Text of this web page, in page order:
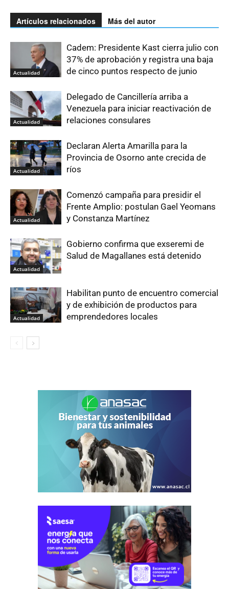
Artículos relacionados Más del autor
Actualidad
Cadem: Presidente Kast cierra julio con
37% de aprobación y registra una baja
de cinco puntos respecto de junio
Actualidad
Delegado de Cancillería arriba a
Venezuela para iniciar reactivación de
relaciones consulares
Actualidad
Declaran Alerta Amarilla para la
Provincia de Osorno ante crecida de
ríos
Actualidad
Comenzó campaña para presidir el
Frente Amplio: postulan Gael Yeomans
y Constanza Martínez
Actualidad
Gobierno confirma que exseremi de
Salud de Magallanes está detenido
Actualidad
Habilitan punto de encuentro comercial
y de exhibición de productos para
emprendedores locales